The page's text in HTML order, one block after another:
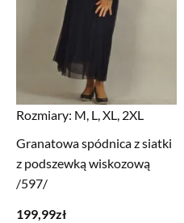
Rozmiary: M, L, XL, 2XL
Granatowa spódnica z siatki
z podszewką wiskozową
/597/
199,99zł